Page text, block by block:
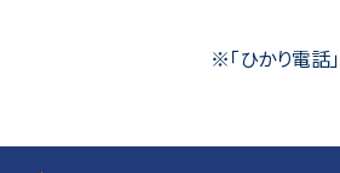
※「ひかり電話